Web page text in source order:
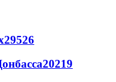
29526
20219